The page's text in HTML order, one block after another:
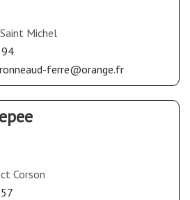
Michel
ferre@orange.fr
Corson